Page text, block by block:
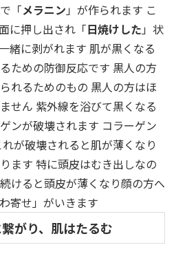
「メラニン 」が作られます こ
に押し出され「日焼けした 」状
緒に剥がれます 肌が黒くなる
ための防御反応です 黒人の方
れるためのもの 黒人の方はほ
せん 紫外線を浴びて黒くなる
ンが破壊されます コラーゲン
が破壊されると肌が薄くなり
ます 特に頭皮はむき出しなの
けると頭皮が薄くなり顔の方へ
寄せ」がいきます
がり、肌はたるむ